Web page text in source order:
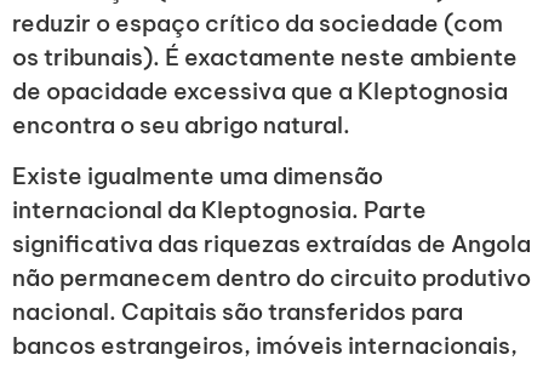
reduzir o espaço crítico da sociedade (com
os tribunais). É exactamente neste ambiente
de opacidade excessiva que a Kleptognosia
encontra o seu abrigo natural.
Existe igualmente uma dimensão
internacional da Kleptognosia. Parte
significativa das riquezas extraídas de Angola
não permanecem dentro do circuito produtivo
nacional. Capitais são transferidos para
bancos estrangeiros, imóveis internacionais,